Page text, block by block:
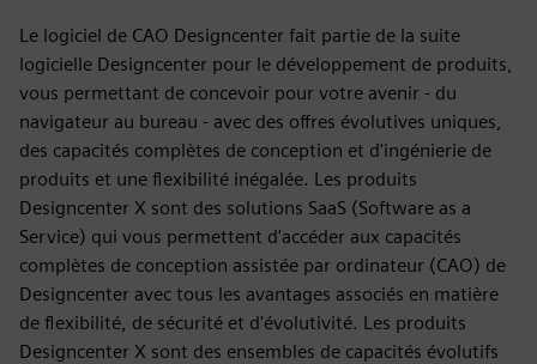
Le logiciel de CAO Designcenter fait partie de la suite
logicielle Designcenter pour le développement de produits,
vous permettant de concevoir pour votre avenir - du
navigateur au bureau - avec des offres évolutives uniques,
des capacités complètes de conception et d'ingénierie de
produits et une flexibilité inégalée. Les produits
Designcenter X sont des solutions SaaS (Software as a
Service) qui vous permettent d'accéder aux capacités
complètes de conception assistée par ordinateur (CAO) de
Designcenter avec tous les avantages associés en matière
de flexibilité, de sécurité et d'évolutivité. Les produits
Designcenter X sont des ensembles de capacités évolutifs